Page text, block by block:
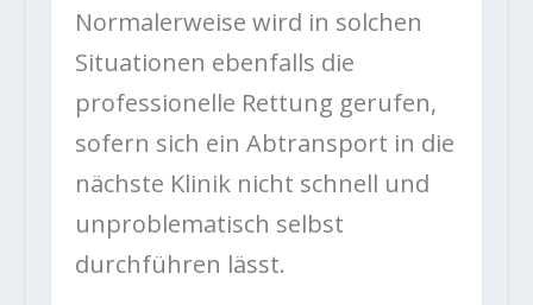
Normalerweise wird in solchen
Situationen ebenfalls die
professionelle Rettung gerufen,
sofern sich ein Abtransport in die
nächste Klinik nicht schnell und
unproblematisch selbst
durchführen lässt.